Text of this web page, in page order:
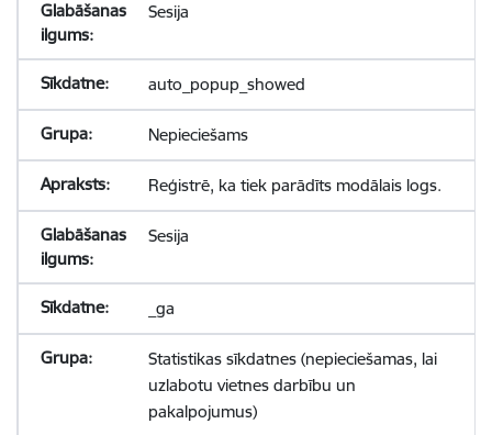
Sesija
auto_popup_showed
Nepieciešams
Reģistrē, ka tiek parādīts modālais logs.
Sesija
_ga
Statistikas sīkdatnes (nepieciešamas, lai
uzlabotu vietnes darbību un
pakalpojumus)